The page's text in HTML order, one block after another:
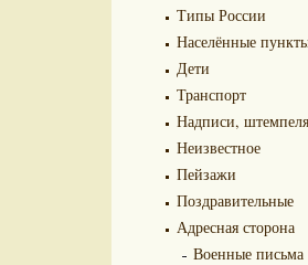
Типы России
Населённые
Дети
Транспорт
Надписи, штемпеля
Неизвестное
Пейзажи
Поздравительные
Адресная сторона
Военные письма